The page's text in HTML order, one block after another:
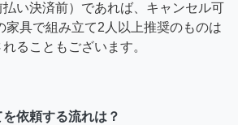
い決済前）であれば、キャンセル可
具で組み立て2人以上推奨のものは
ることもございます。
依頼する流れは？